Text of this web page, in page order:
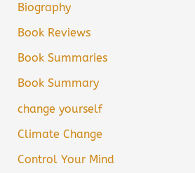
Biography
Book Reviews
Book Summaries
Book Summary
change yourself
Climate Change
Control Your Mind